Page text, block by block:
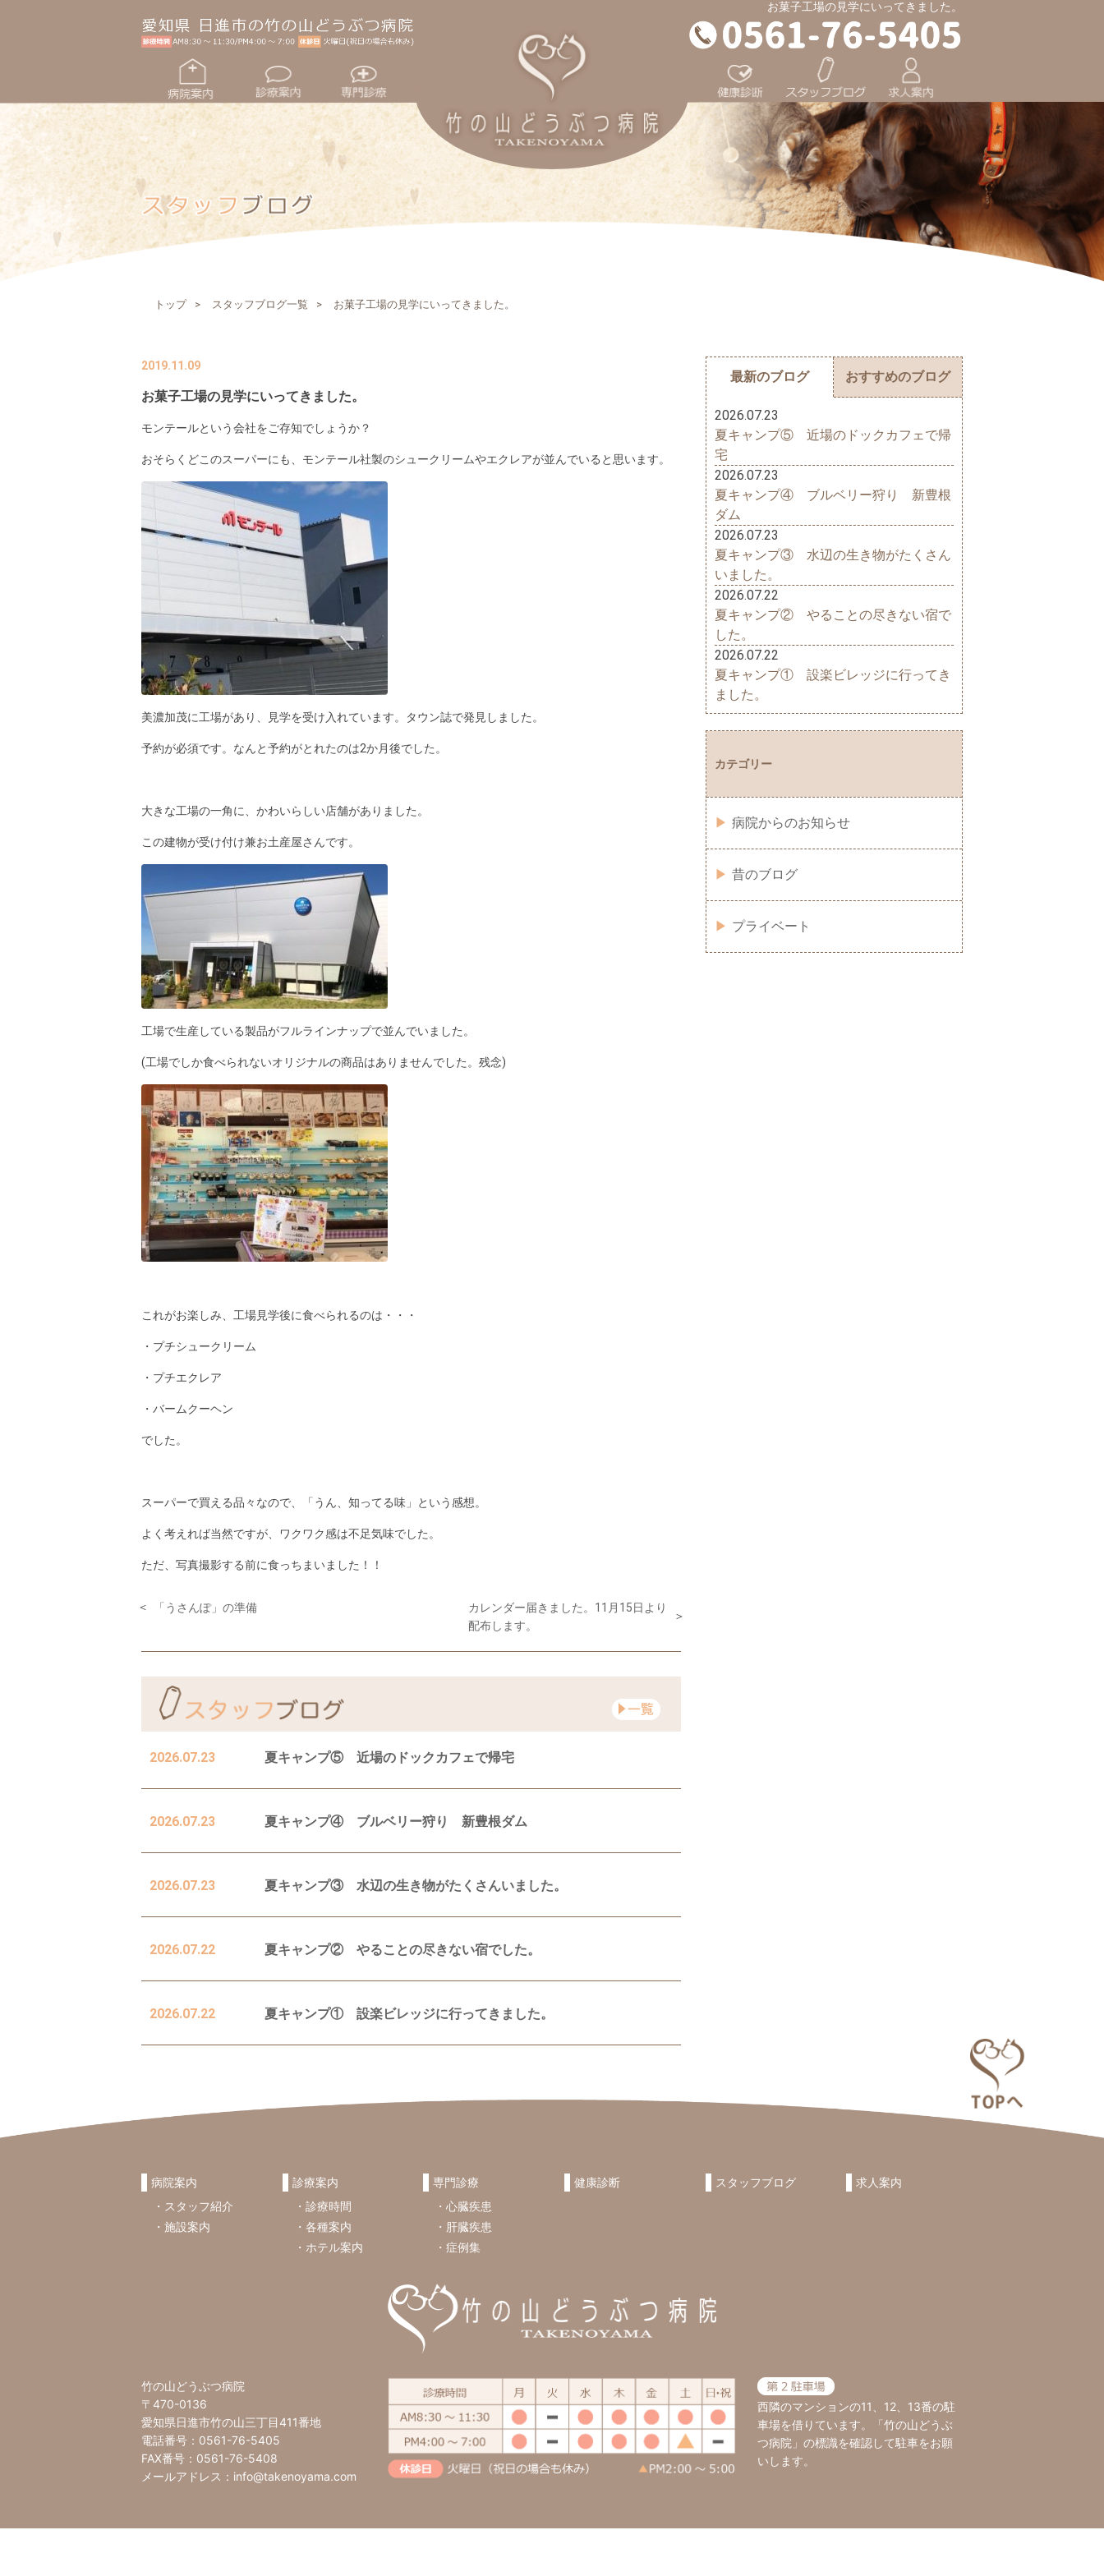
お菓子工場の見学にいってきました。
トップ スタッフブログ一覧 お菓子工場の見学にいってきました。
2019.11.09
お菓子工場の見学にいってきました。
モンテールという会社をご存知でしょうか？
おそらくどこのスーパーにも、モンテール社製のシュークリームやエクレアが並んでいると思います。
美濃加茂に工場があり、見学を受け入れています。タウン誌で発見しました。
予約が必須です。なんと予約がとれたのは2か月後でした。
大きな工場の一角に、かわいらしい店舗がありました。
この建物が受け付け兼お土産屋さんです。
工場で生産している製品がフルラインナップで並んでいました。
(工場でしか食べられないオリジナルの商品はありませんでした。残念)
これがお楽しみ、工場見学後に食べられるのは・・・
・プチシュークリーム
・プチエクレア
・バームクーヘン
でした。
スーパーで買える品々なので、「うん、知ってる味」という感想。
よく考えれば当然ですが、ワクワク感は不足気味でした。
ただ、写真撮影する前に食っちまいました！！
「うさんぽ」の準備
カレンダー届きました。11月15日より
配布します。
2026.07.23 夏キャンプ⑤ 近場のドックカフェで帰宅
2026.07.23 夏キャンプ④ ブルベリー狩り 新豊根ダム
2026.07.23 夏キャンプ③ 水辺の生き物がたくさんいました。
2026.07.22 夏キャンプ② やることの尽きない宿でした。
2026.07.22 夏キャンプ① 設楽ビレッジに行ってきました。
最新のブログ おすすめのブログ
2026.07.23
夏キャンプ⑤ 近場のドックカフェで帰
宅
2026.07.23
夏キャンプ④ ブルベリー狩り 新豊根
ダム
2026.07.23
夏キャンプ③ 水辺の生き物がたくさん
いました。
2026.07.22
夏キャンプ② やることの尽きない宿で
した。
2026.07.22
夏キャンプ① 設楽ビレッジに行ってき
ました。
カテゴリー
病院からのお知らせ
昔のブログ
プライベート
病院案内
スタッフ紹介
施設案内
診療案内
診療時間
各種案内
ホテル案内
専門診療
心臓疾患
肝臓疾患
症例集
健康診断 スタッフブログ 求人案内
竹の山どうぶつ病院
〒470-0136
愛知県日進市竹の山三丁目411番地
電話番号：0561-76-5405
FAX番号：0561-76-5408
メールアドレス：info@takenoyama.com
西隣のマンションの11、12、13番の駐
車場を借りています。「竹の山どうぶ
つ病院」の標識を確認して駐車をお願
いします。